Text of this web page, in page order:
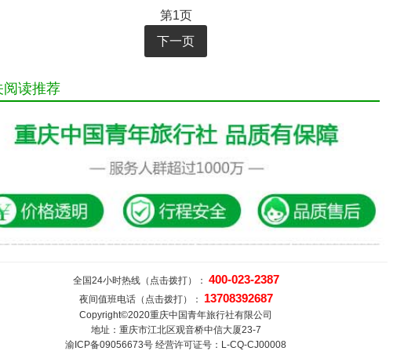
第1页
下一页
阅读推荐
全国24小时热线（点击拨打）： 400-023-2387
夜间值班电话（点击拨打）： 13708392687
Copyright©2020重庆中国青年旅行社有限公司
地址：重庆市江北区观音桥中信大厦23-7
渝ICP备09056673号 经营许可证号：L-CQ-CJ00008